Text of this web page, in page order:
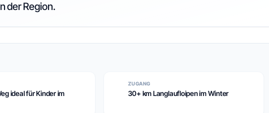
der Region.
ideal für Kinder im
ZUGANG
30+ km Langlaufloipen im Winter